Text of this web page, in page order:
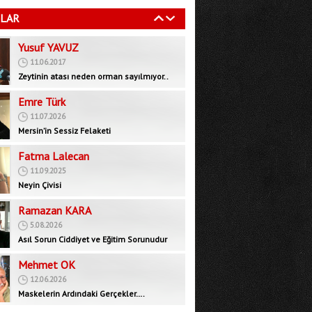
11.06.2017
Zeytinin atası neden orman sayılmıyor..
Emre Türk
11.07.2026
Mersin’in Sessiz Felaketi
Fatma Lalecan
11.09.2025
Neyin Çivisi
Ramazan KARA
5.08.2026
Asıl Sorun Ciddiyet ve Eğitim Sorunudur
Mehmet OK
12.06.2026
Maskelerin Ardındaki Gerçekler….
Bedrettin GÜNDEŞ
29.09.2025
İktidar muhalefeti devre dışı bırakarak yeni